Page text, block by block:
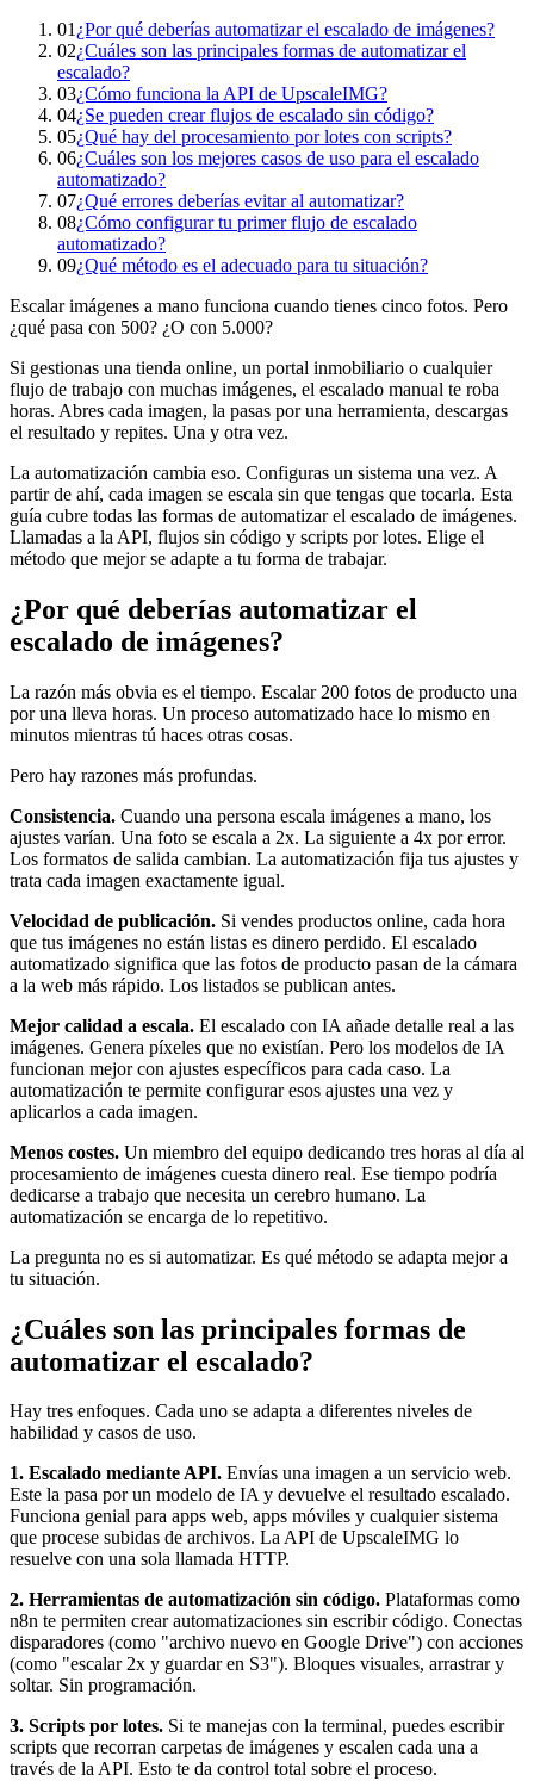
01 ¿Por qué deberías automatizar el escalado de imágenes?
02¿Cuáles son las principales formas de automatizar el
escalado?
03¿Cómo funciona la API de UpscaleIMG?
04¿Se pueden crear flujos de escalado sin código?
05¿Qué hay del procesamiento por lotes con scripts?
06¿Cuáles son los mejores casos de uso para el escalado
automatizado?
07¿Qué errores deberías evitar al automatizar?
08¿Cómo configurar tu primer flujo de escalado
automatizado?
09¿Qué método es el adecuado para tu situación?
Escalar imágenes a mano funciona cuando tienes cinco fotos. Pero
¿qué pasa con 500? ¿O con 5.000?
Si gestionas una tienda online, un portal inmobiliario o cualquier
flujo de trabajo con muchas imágenes, el escalado manual te roba
horas. Abres cada imagen, la pasas por una herramienta, descargas
el resultado y repites. Una y otra vez.
La automatización cambia eso. Configuras un sistema una vez. A
partir de ahí, cada imagen se escala sin que tengas que tocarla. Esta
guía cubre todas las formas de automatizar el escalado de imágenes.
Llamadas a la API, flujos sin código y scripts por lotes. Elige el
método que mejor se adapte a tu forma de trabajar.
¿Por qué deberías automatizar el
escalado de imágenes?
La razón más obvia es el tiempo. Escalar 200 fotos de producto una
por una lleva horas. Un proceso automatizado hace lo mismo en
minutos mientras tú haces otras cosas.
Pero hay razones más profundas.
Consistencia. Cuando una persona escala imágenes a mano, los
ajustes varían. Una foto se escala a 2x. La siguiente a 4x por error.
Los formatos de salida cambian. La automatización fija tus ajustes y
trata cada imagen exactamente igual.
Velocidad de publicación. Si vendes productos online, cada hora
que tus imágenes no están listas es dinero perdido. El escalado
automatizado significa que las fotos de producto pasan de la cámara
a la web más rápido. Los listados se publican antes.
Mejor calidad a escala. El escalado con IA añade detalle real a las
imágenes. Genera píxeles que no existían. Pero los modelos de IA
funcionan mejor con ajustes específicos para cada caso. La
automatización te permite configurar esos ajustes una vez y
aplicarlos a cada imagen.
Menos costes. Un miembro del equipo dedicando tres horas al día al
procesamiento de imágenes cuesta dinero real. Ese tiempo podría
dedicarse a trabajo que necesita un cerebro humano. La
automatización se encarga de lo repetitivo.
La pregunta no es si automatizar. Es qué método se adapta mejor a
tu situación.
¿Cuáles son las principales formas de
automatizar el escalado?
Hay tres enfoques. Cada uno se adapta a diferentes niveles de
habilidad y casos de uso.
1. Escalado mediante API. Envías una imagen a un servicio web.
Este la pasa por un modelo de IA y devuelve el resultado escalado.
Funciona genial para apps web, apps móviles y cualquier sistema
que procese subidas de archivos. La API de UpscaleIMG lo
resuelve con una sola llamada HTTP.
2. Herramientas de automatización sin código. Plataformas como
n8n te permiten crear automatizaciones sin escribir código. Conectas
disparadores (como "archivo nuevo en Google Drive") con acciones
(como "escalar 2x y guardar en S3"). Bloques visuales, arrastrar y
soltar. Sin programación.
3. Scripts por lotes. Si te manejas con la terminal, puedes escribir
scripts que recorran carpetas de imágenes y escalen cada una a
través de la API. Esto te da control total sobre el proceso.